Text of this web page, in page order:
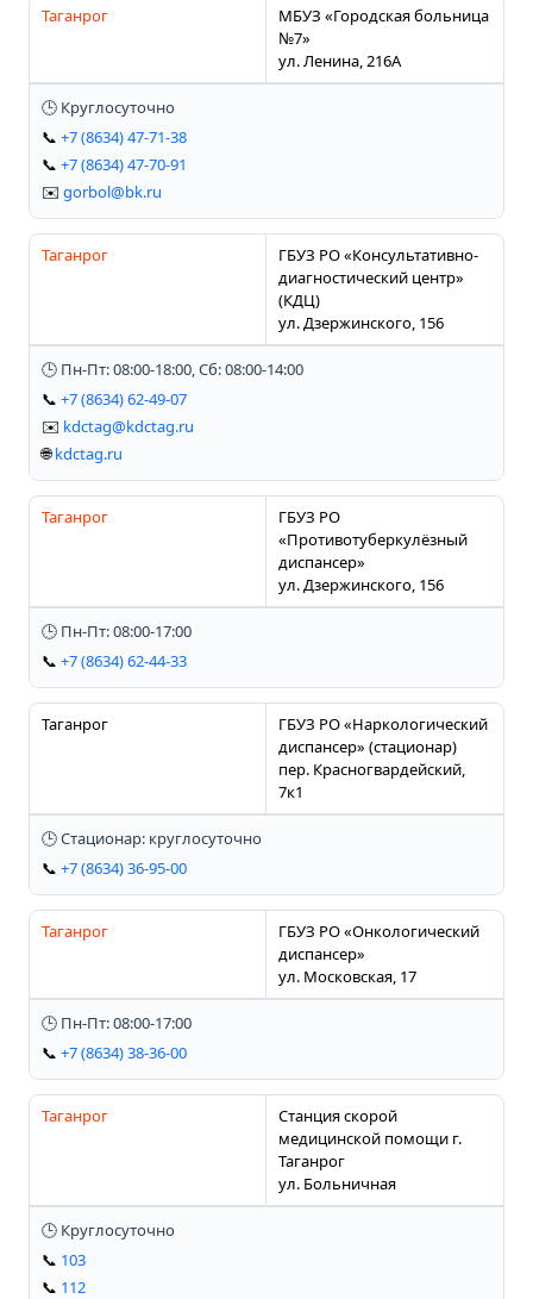
Таганрог
МБУЗ «Городская больница
№7»
ул. Ленина, 216А
🕒 Круглосуточно
📞 +7 (8634) 47-71-38
📞 +7 (8634) 47-70-91
✉️ gorbol@bk.ru
Таганрог
ГБУЗ РО «Консультативно-
диагностический центр»
(КДЦ)
ул. Дзержинского, 156
🕒 Пн-Пт: 08:00-18:00, Сб: 08:00-14:00
📞 +7 (8634) 62-49-07
✉️ kdctag@kdctag.ru
🌐kdctag.ru
Таганрог
ГБУЗ РО
«Противотуберкулёзный
диспансер»
ул. Дзержинского, 156
🕒 Пн-Пт: 08:00-17:00
📞 +7 (8634) 62-44-33
Таганрог
ГБУЗ РО «Наркологический
диспансер» (стационар)
пер. Красногвардейский,
7к1
🕒 Стационар: круглосуточно
📞 +7 (8634) 36-95-00
Таганрог
ГБУЗ РО «Онкологический
диспансер»
ул. Московская, 17
🕒 Пн-Пт: 08:00-17:00
📞 +7 (8634) 38-36-00
Таганрог
Станция скорой
медицинской помощи г.
Таганрог
ул. Больничная
🕒 Круглосуточно
📞 103
📞 112